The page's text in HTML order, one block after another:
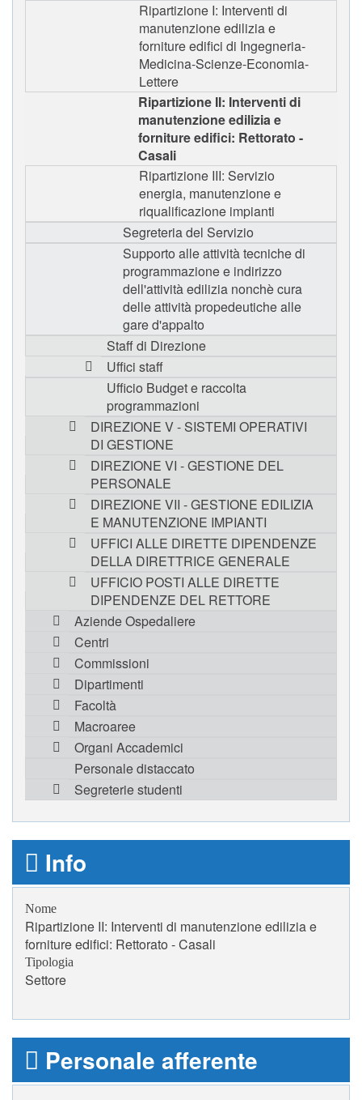
Ripartizione I: Interventi di
manutenzione edilizia e
forniture edifici di Ingegneria-
Medicina-Scienze-Economia-
Lettere
Ripartizione II: Interventi di
manutenzione edilizia e
forniture edifici: Rettorato -
Casali
Ripartizione III: Servizio
energia, manutenzione e
riqualificazione impianti
Segreteria del Servizio
Supporto alle attività tecniche di
programmazione e indirizzo
dell'attività edilizia nonchè cura
delle attività propedeutiche alle
gare d'appalto
Staff di Direzione
Uffici staff
Ufficio Budget e raccolta
programmazioni
DIREZIONE V - SISTEMI OPERATIVI
DI GESTIONE
DIREZIONE VI - GESTIONE DEL
PERSONALE
DIREZIONE VII - GESTIONE EDILIZIA
E MANUTENZIONE IMPIANTI
UFFICI ALLE DIRETTE DIPENDENZE
DELLA DIRETTRICE GENERALE
UFFICIO POSTI ALLE DIRETTE
DIPENDENZE DEL RETTORE
Aziende Ospedaliere
Centri
Commissioni
Dipartimenti
Facoltà
Macroaree
Organi Accademici
Personale distaccato
Segreterie studenti
Info
Nome
Ripartizione II: Interventi di manutenzione edilizia e
forniture edifici: Rettorato - Casali
Tipologia
Settore
Personale afferente